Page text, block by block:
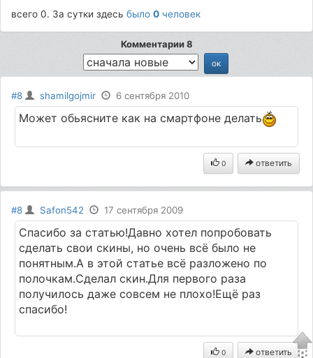
всего 0. За сутки здесьбыло0 человек
Комментарии 8
#8 shamilgojmir 6 сентября 2010
Может обьясните как на смартфоне делать
0 ответить
#8 Safon542 17 сентября 2009
Спасибо за статью!Давно хотел попробовать
сделать свои скины, но очень всё было не
понятным.А в этой статье всё разложено по
полочкам.Сделал скин.Для первого раза
получилось даже совсем не плохо!Ещё раз
спасибо!
0 ответить